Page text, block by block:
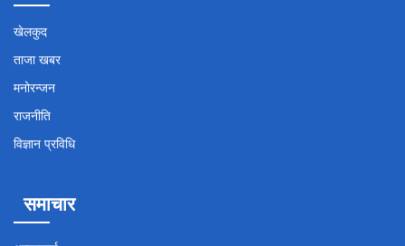
खेलकुद
ताजा खबर
मनोरन्जन
राजनीति
विज्ञान प्रविधि
समाचार